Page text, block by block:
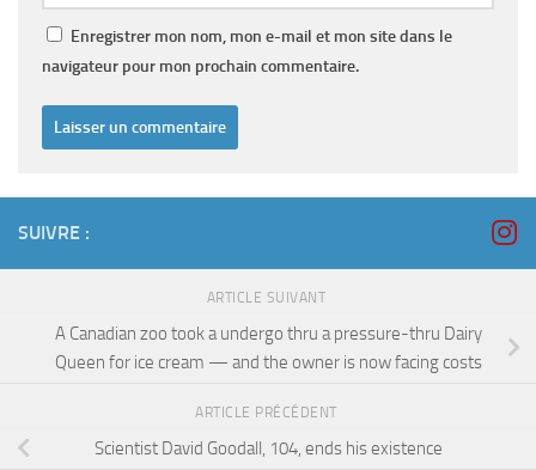
Enregistrer mon nom, mon e-mail et mon site dans le
navigateur pour mon prochain commentaire.
SUIVRE :
ARTICLE SUIVANT
A Canadian zoo took a undergo thru a pressure-thru Dairy
Queen for ice cream — and the owner is now facing costs
ARTICLE PRÉCÉDENT
Scientist David Goodall, 104, ends his existence